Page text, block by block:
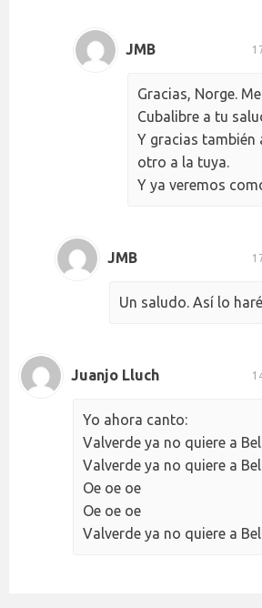
JMB
Gracias, Norge.
Cubalibre a tu
Y gracias también
otro a la tuya.
Y ya veremos
JMB
Un saludo. Así lo
Juanjo Lluch
Yo ahora canto:
Valverde ya no quiere a
Valverde ya no quiere a
Oe oe oe
Oe oe oe
Valverde ya no quiere a